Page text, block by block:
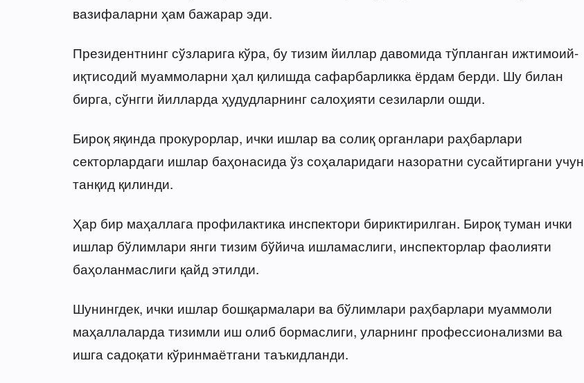
вазифаларни ҳам бажарар эди.
Президентнинг сўзларига кўра, бу тизим йиллар давомида тўпланган ижтимоий-
иқтисодий муаммоларни ҳал қилишда сафарбарликка ёрдам берди. Шу билан
бирга, сўнгги йилларда ҳудудларнинг салоҳияти сезиларли ошди.
Бироқ яқинда прокурорлар, ички ишлар ва солиқ органлари раҳбарлари
секторлардаги ишлар баҳонасида ўз соҳаларидаги назоратни сусайтиргани учун
танқид қилинди.
Ҳар бир маҳаллага профилактика инспектори бириктирилган. Бироқ туман ички
ишлар бўлимлари янги тизим бўйича ишламаслиги, инспекторлар фаолияти
баҳоланмаслиги қайд этилди.
Шунингдек, ички ишлар бошқармалари ва бўлимлари раҳбарлари муаммоли
маҳаллаларда тизимли иш олиб бормаслиги, уларнинг профессионализми ва
ишга садоқати кўринмаётгани таъкидланди.